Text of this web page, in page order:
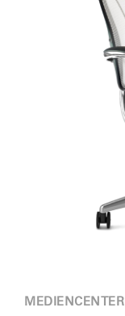
MEDIENCENTER